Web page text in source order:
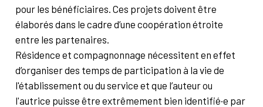
pour les bénéficiaires. Ces projets doivent être
élaborés dans le cadre d’une coopération étroite
entre les partenaires.
Résidence et compagnonnage nécessitent en effet
d’organiser des temps de participation à la vie de
l'établissement ou du service et que l’auteur ou
l'autrice puisse être extrêmement bien identifié·e par